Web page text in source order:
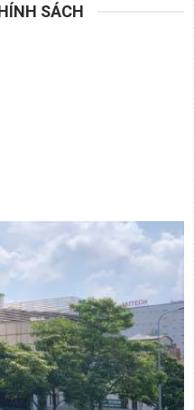
SÁCH